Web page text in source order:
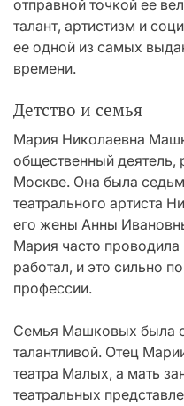
отправной точкой ее
талант, артистизм и
ее одной из самых
времени.
Детство и семья
Мария Николаевна
общественный деятель,
Москве. Она была
театрального артиста
его жены Анны
Мария часто проводила
работал, и это сильно
профессии.
Семья Машковых была
талантливой. Отец
театра Малых, а мать
театральных